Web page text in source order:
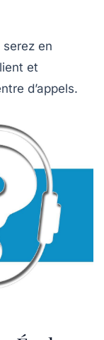
en
et
d’appels.